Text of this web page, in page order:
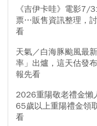
《吉伊卡哇》電影7/
票…販售資訊整理，
看
天氣／白海豚颱風最
率」出爐，這天估發
報先看
2026重陽敬老禮金懶
65歲以上重陽禮金領
看